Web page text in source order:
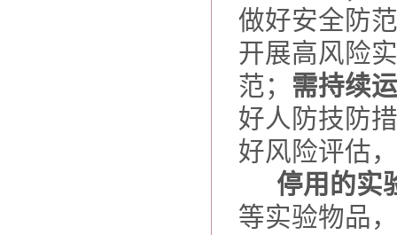
做好安全防
开展高风险
范； 需持续
好人防技防
好风险评估
停用的实
等实验物品